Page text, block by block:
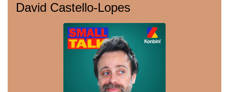
David Castello-Lopes